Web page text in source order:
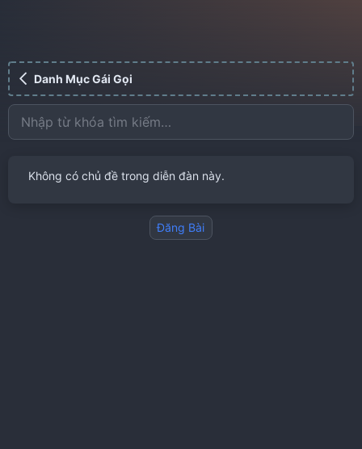
Danh Mục Gái Gọi
Không có chủ đề trong diễn đàn này.
Đăng Bài